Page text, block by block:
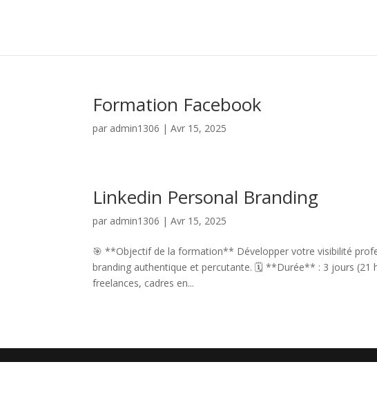
Formation Facebook
par admin1306 |Avr 15, 2025
Linkedin Personal Branding
par admin1306 |Avr 15, 2025
🎯 **Objectif de la formation** Développer votre visibilité
branding authentique et percutante. 🗓️ **Durée** : 3 jours (21
freelances, cadres en...